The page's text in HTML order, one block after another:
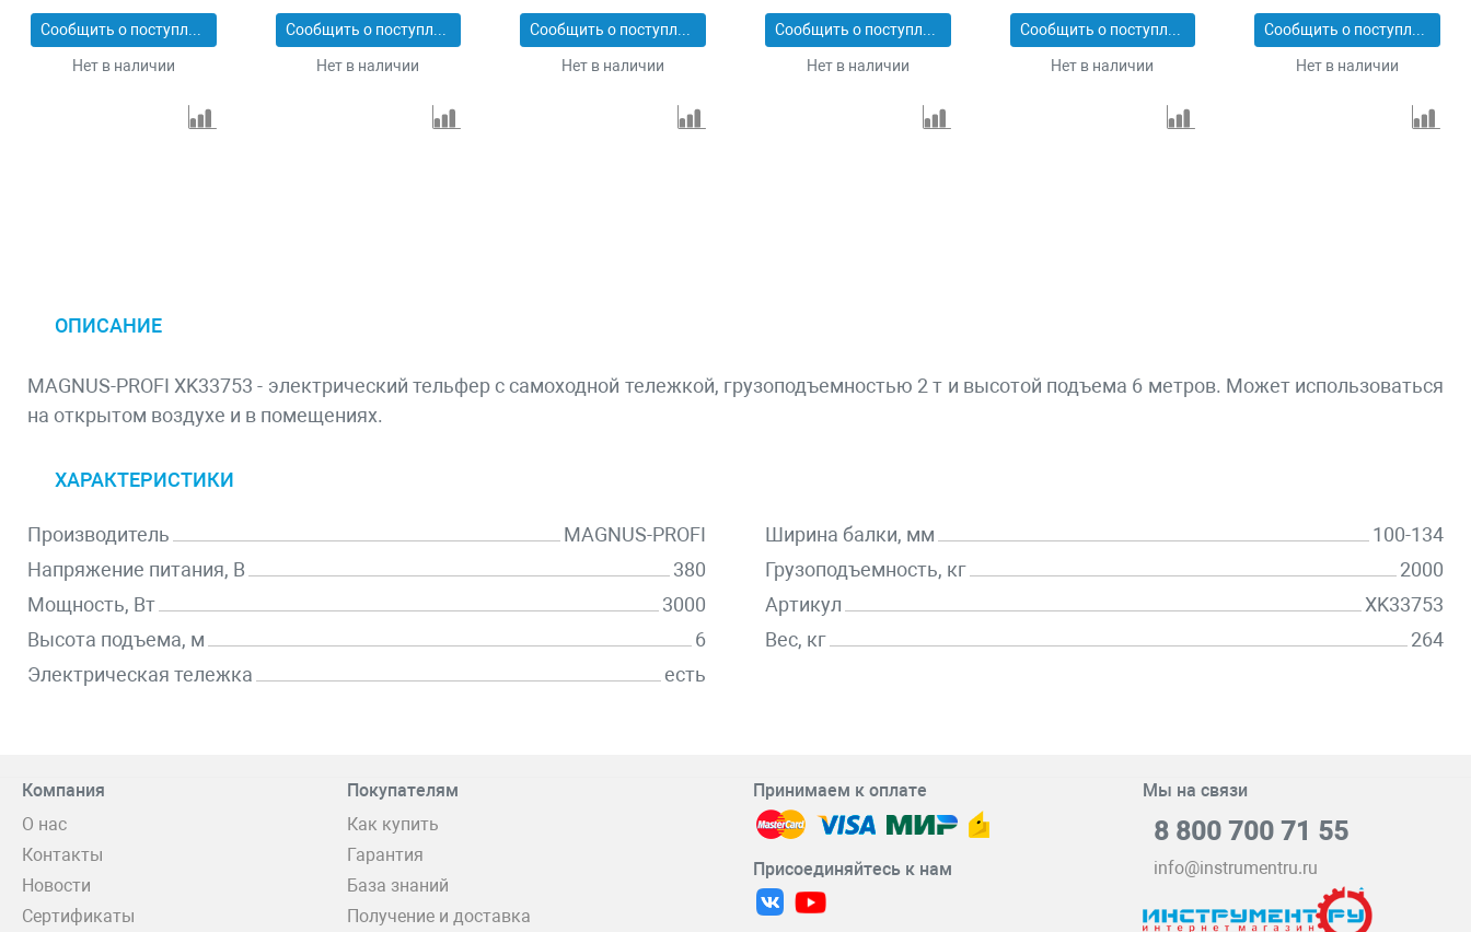
Сообщить о поступлении
Нет в наличии
Сообщить о поступлении
Нет в наличии
Сообщить о поступлении
Нет в наличии
Сообщить о поступлении
Нет в наличии
Сообщить о поступлении
Нет в наличии
Сообщить о поступлении
Нет в наличии
ОПИСАНИЕ
MAGNUS-PROFI XK33753 - электрический тельфер с самоходной тележкой, грузоподъемностью 2 т и высотой подъема 6 метров. Может использоваться
на открытом воздухе и в помещениях.
ХАРАКТЕРИСТИКИ
Производитель
MAGNUS-PROFI
Напряжение питания, В
380
Мощность, Вт
3000
Высота подъема, м
6
Электрическая тележка
есть
Ширина балки, мм
100-134
Грузоподъемность, кг
2000
Артикул
XK33753
Вес, кг
264
Компания
О нас
Контакты
Новости
Сертификаты
Покупателям
Как купить
Гарантия
База знаний
Получение и доставка
Принимаем к оплате
Присоединяйтесь к нам
Мы на связи
8 800 700 71 55
info@instrumentru.ru